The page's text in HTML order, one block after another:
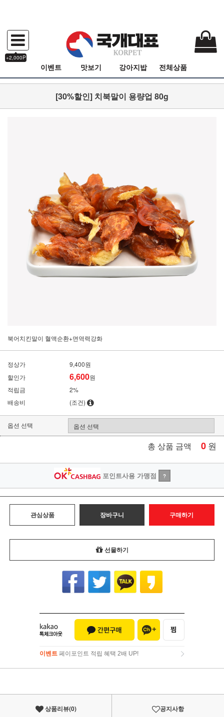
+2,000P
이벤트 맛보기 강아지밥 전체상품
[30%할인] 치북말이 용량업 80g
북어치킨말이 혈액순환+면역력강화
정상가
9,400원
할인가
6,600원
적립금
2%
배송비
(조건)
옵션 선택
총 상품 금액 0 원
포인트사용 가맹점 ?
관심상품 장바구니 구매하기
선물하기
이벤트 페이포인트 적립 혜택 2배 UP!
이벤트페이포인트 적립 혜택 2배 UP!
상품리뷰(0) 공지사항